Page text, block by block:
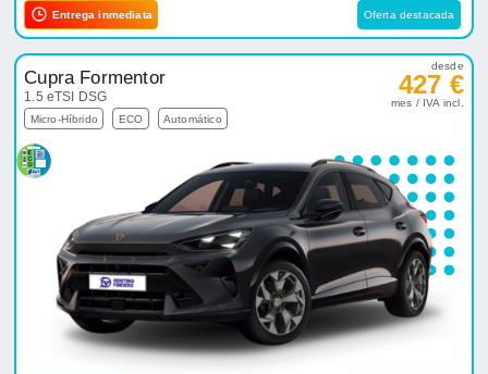
Entrega inmediata Oferta destacada
Cupra Formentor
1.5 eTSI DSG
Micro-Híbrido ECO Automático
desde
427 €
mes / IVA incl.